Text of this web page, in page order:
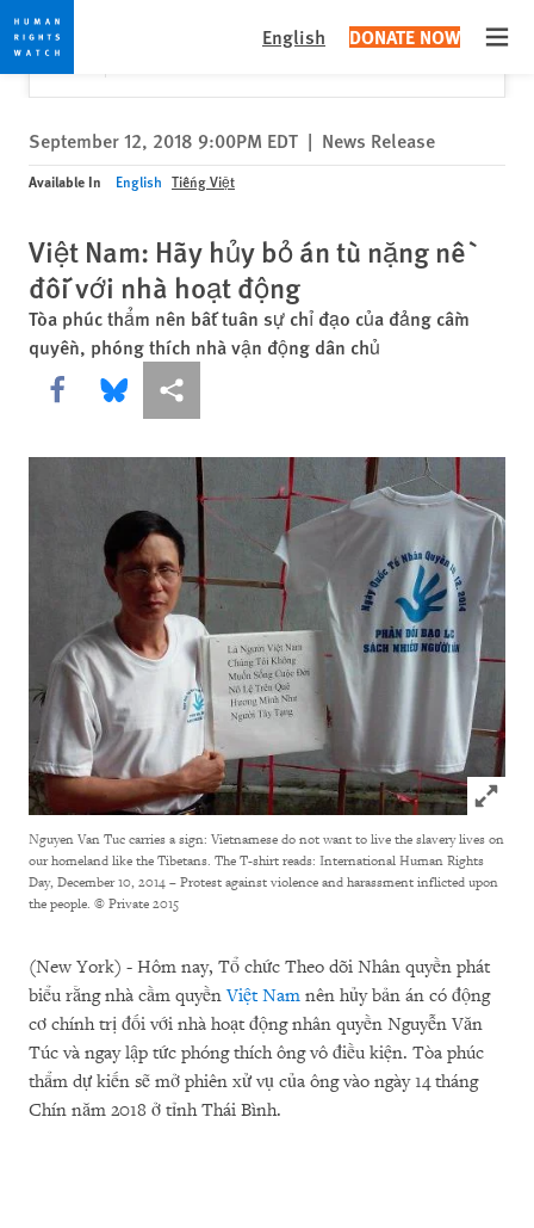
Skip
to
cookie
privacy
notice
Skip
to
main
content
English DONATE NOW
Would you like to read this page in English?
Yes
✕
September 12, 2018 9:00PM EDT | News Release
Available In English Tiếng Việt
Việt Nam: Hãy hủy bỏ án tù nặng nề
đối với nhà hoạt động
Tòa phúc thẩm nên bất tuân sự chỉ đạo của đảng cầm
quyền, phóng thích nhà vận động dân chủ
Share this via Facebook
Share this via Bluesky
More sharing options
Click to
Nguyen Van Tuc carries a sign: Vietnamese do not want to live the slavery lives on
our homeland like the Tibetans. The T-shirt reads: International Human Rights
Day, December 10, 2014 – Protest against violence and harassment inflicted upon
the people. © Private 2015
(New York) - Hôm nay, Tổ chức Theo dõi Nhân quyền phát
biểu rằng nhà cầm quyềnViệt Nam nên hủy bản án có động
cơ chính trị đối với nhà hoạt động nhân quyền Nguyễn Văn
Túc và ngay lập tức phóng thích ông vô điều kiện. Tòa phúc
thẩm dự kiến sẽ mở phiên xử vụ của ông vào ngày 14 tháng
Chín năm 2018 ở tỉnh Thái Bình.